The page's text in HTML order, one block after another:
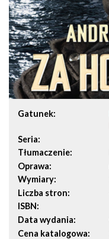
Gatunek
Seria
Tłumaczenie
Oprawa
Wymiary
Liczba stron
ISBN
Data wydania
Cena katalogowa